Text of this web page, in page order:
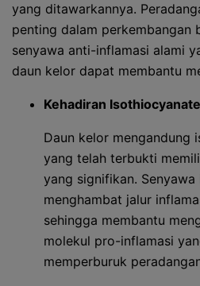
yang ditawarkannya.
penting dalam perkembangan
senyawa anti-inflamasi alami
daun kelor dapat membantu
Kehadiran Isothiocyanate
Daun kelor mengandung
yang telah terbukti
yang signifikan.
menghambat jalur
sehingga membantu
molekul pro-inflamasi
memperburuk